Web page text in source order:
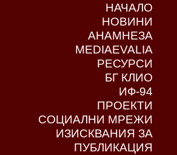
НАЧАЛО
НОВИНИ
АНАМНЕЗА
MEDIAEVALIA
РЕСУРСИ
БГ КЛИО
ИФ-94
ПРОЕКТИ
СОЦИАЛНИ МРЕЖИ
ИЗИСКВАНИЯ ЗА
ПУБЛИКАЦИЯ